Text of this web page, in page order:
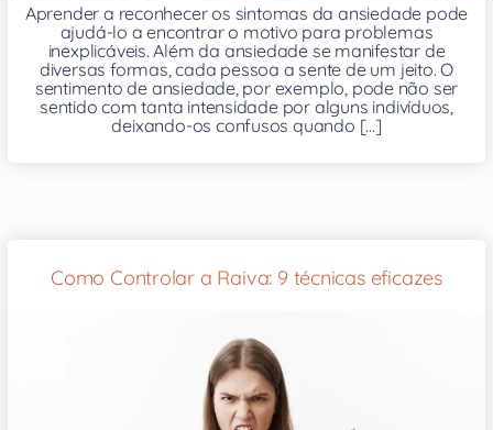
Aprender a reconhecer os sintomas da ansiedade pode
ajudá-lo a encontrar o motivo para problemas
inexplicáveis. Além da ansiedade se manifestar de
diversas formas, cada pessoa a sente de um jeito. O
sentimento de ansiedade, por exemplo, pode não ser
sentido com tanta intensidade por alguns indivíduos,
deixando-os confusos quando [...]
Como Controlar a Raiva: 9 técnicas eficazes